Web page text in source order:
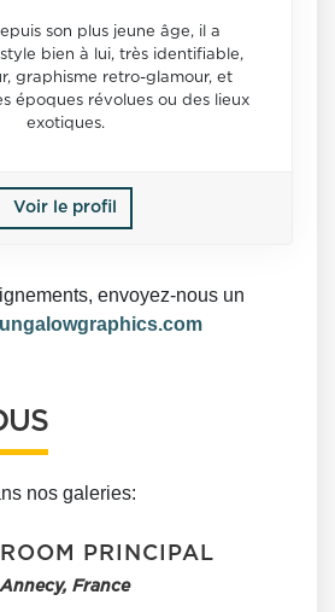
son plus jeune âge, il a
bien à lui, très identifiable,
graphisme retro-glamour, et
époques révolues ou des lieux
exotiques.
Voir le profil
envoyez-nous un
nos galeries:
PRINCIPAL
Annecy, France